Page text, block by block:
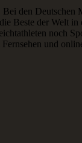
den
Beste der Welt
noch
und